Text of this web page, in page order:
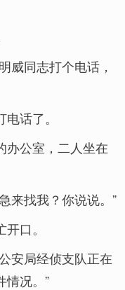
威同志打个电话，
话了。
办公室，二人坐在
来找我？你说说。”
口。
安局经侦支队正在
情况。”